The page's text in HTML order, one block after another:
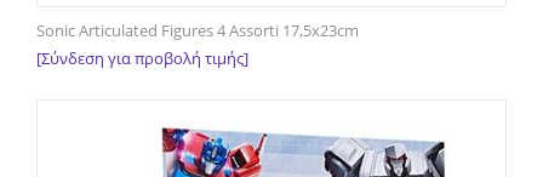
Sonic Articulated Figures 4 Assorti 17,5x23cm
[Σύνδεση για προβολή τιμής]